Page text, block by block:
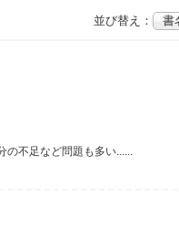
並び替え：
の不足など問題も多い......